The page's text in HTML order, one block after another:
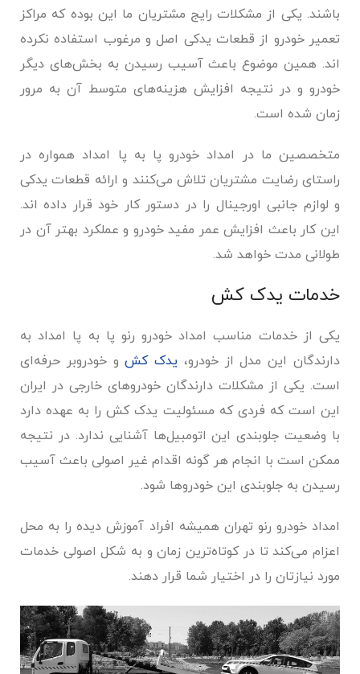
باشند. یکی از مشکلات رایج مشتریان ما این بوده که مراکز
تعمیر خودرو از قطعات یدکی اصل و مرغوب استفاده نکرده
اند. همین موضوع باعث آسیب رسیدن به بخش‌های دیگر
خودرو و در نتیجه افزایش هزینه‌های متوسط آن به مرور
زمان شده است.
متخصصین ما در امداد خودرو پا به پا امداد همواره در
راستای رضایت مشتریان تلاش می‌کنند و ارائه قطعات یدکی
و لوازم جانبی اورجینال را در دستور کار خود قرار داده اند.
این کار باعث افزایش عمر مفید خودرو و عملکرد بهتر آن در
طولانی مدت خواهد شد.
خدمات یدک کش
یکی از خدمات مناسب امداد خودرو رنو پا به پا امداد به
دارندگان این مدل از خودرو، یدک کشو خودروبر حرفه‌ای
است. یکی از مشکلات دارندگان خودروهای خارجی در ایران
این است که فردی که مسئولیت یدک کش را به عهده دارد
با وضعیت جلوبندی این اتومبیل‌ها آشنایی ندارد. در نتیجه
ممکن است با انجام هر گونه اقدام غیر اصولی باعث آسیب
رسیدن به جلوبندی این خودروها شود.
امداد خودرو رنو تهران همیشه افراد آموزش دیده را به محل
اعزام می‌کند تا در کوتاه‌ترین زمان و به شکل اصولی خدمات
مورد نیازتان را در اختیار شما قرار دهند.